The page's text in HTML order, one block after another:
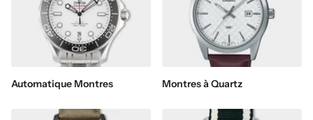
Automatique Montres Montres à Quartz